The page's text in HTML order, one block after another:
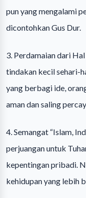
pun yang mengalami
dicontohkan Gus Dur.
3. Perdamaian dari
tindakan kecil sehari-
yang berbagi ide,
aman dan saling
4. Semangat “Islam,
perjuangan untuk
kepentingan pribadi.
kehidupan yang lebih